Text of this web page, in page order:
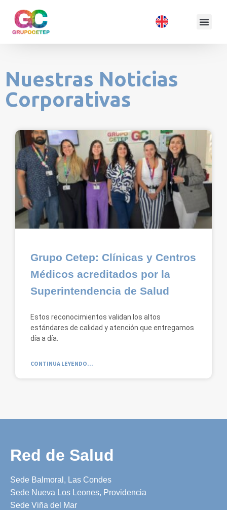
Nuestras Noticias
Corporativas
Grupo Cetep: Clínicas y Centros
Médicos acreditados por la
Superintendencia de Salud
Estos reconocimientos validan los altos
estándares de calidad y atención que entregamos
día a día.
CONTINUA LEYENDO...
Red de Salud
Sede Balmoral, Las Condes
Sede Nueva Los Leones, Providencia
Sede Viña del Mar